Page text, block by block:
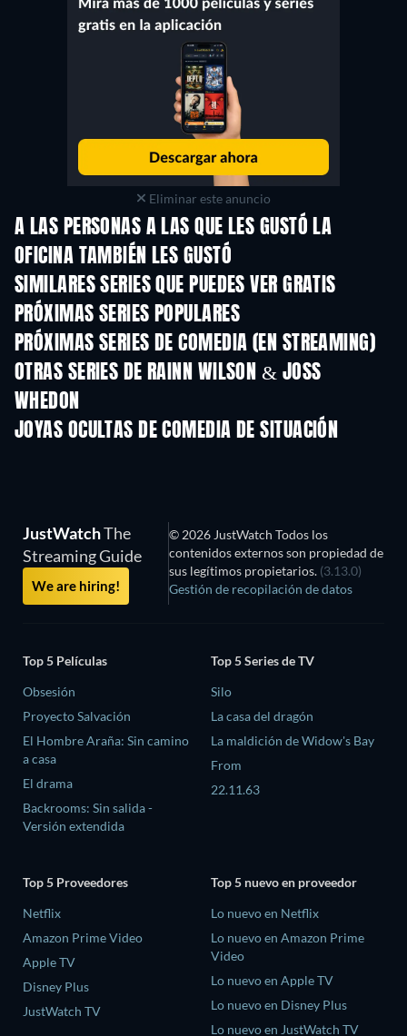
Eliminar este anuncio
A LAS PERSONAS A LAS QUE LES GUSTÓ LA
OFICINA TAMBIÉN LES GUSTÓ
TV
SIMILARES SERIES QUE PUEDES VER GRATIS
TV TV
PRÓXIMAS SERIES POPULARES
TV
PRÓXIMAS SERIES DE COMEDIA (EN STREAMING)
Temporada 2 Temporada 3
OTRAS SERIES DE RAINN WILSON & JOSS
WHEDON
JOYAS OCULTAS DE COMEDIA DE SITUACIÓN
TV TV
JustWatchThe
Streaming Guide
We are hiring!
© 2026 JustWatch Todos los
contenidos externos son propiedad de
sus legítimos propietarios. (3.13.0)
Gestión de recopilación de datos
Top 5 Películas
Obsesión
Proyecto Salvación
El Hombre Araña: Sin camino
a casa
El drama
Backrooms: Sin salida -
Versión extendida
Top 5 Series de TV
Silo
La casa del dragón
La maldición de Widow's Bay
From
22.11.63
Top 5 Proveedores
Netflix
Amazon Prime Video
Apple TV
Disney Plus
JustWatch TV
Top 5 nuevo en proveedor
Lo nuevo en Netflix
Lo nuevo en Amazon Prime
Video
Lo nuevo en Apple TV
Lo nuevo en Disney Plus
Lo nuevo en JustWatch TV